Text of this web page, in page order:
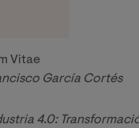
Vitae
García Cortés
4.0: